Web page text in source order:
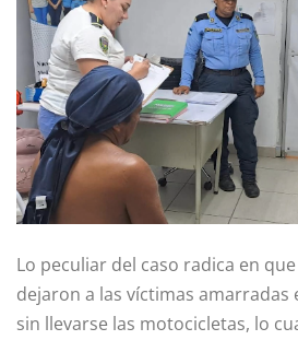
Lo peculiar del caso radica en
dejaron a las víctimas
sin llevarse las motocicletas, lo